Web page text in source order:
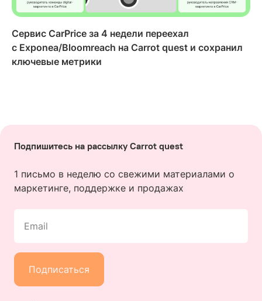
Сервис CarPrice за 4 недели переехал
с Exponea/Bloomreach на Carrot quest и сохранил
ключевые метрики
Подпишитесь на рассылку Carrot quest
1 письмо в неделю со свежими материалами о
маркетинге, поддержке и продажах
Email
Подписаться